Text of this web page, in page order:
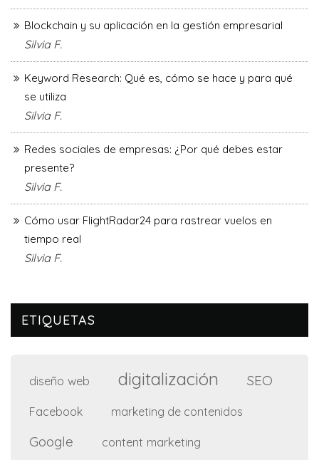
Blockchain y su aplicación en la gestión empresarial
Silvia F.
Keyword Research: Qué es, cómo se hace y para qué
se utiliza
Silvia F.
Redes sociales de empresas: ¿Por qué debes estar
presente?
Silvia F.
Cómo usar FlightRadar24 para rastrear vuelos en
tiempo real
Silvia F.
ETIQUETAS
diseño web digitalización SEO
Facebook marketing de contenidos
Google content marketing